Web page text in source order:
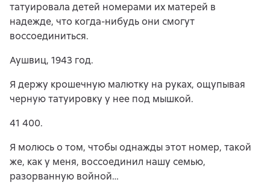
татуировала детей номерами их матерей в
надежде, что когда-нибудь они смогут
воссоединиться.
Аушвиц, 1943 год.
Я держу крошечную малютку на руках, ощупывая
черную татуировку у нее под мышкой.
41 400.
Я молюсь о том, чтобы однажды этот номер, такой
же, как у меня, воссоединил нашу семью,
разорванную войной…